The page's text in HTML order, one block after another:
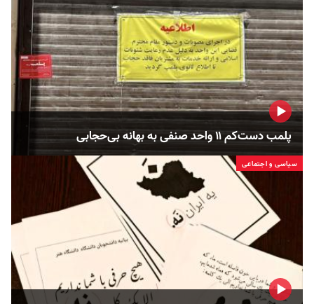
پلمب دست‌کم ۱۱ واحد صنفی به بهانه بی‌حجابی
سیاسی و اجتماعی